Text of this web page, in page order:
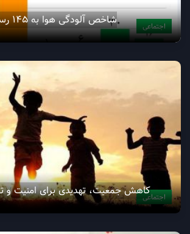
اجتماعی شاخص آلودگی هوا به ۱۴۵ رسید
اجتماعیکاهش جمعیت، تهدیدی برای امنیت و